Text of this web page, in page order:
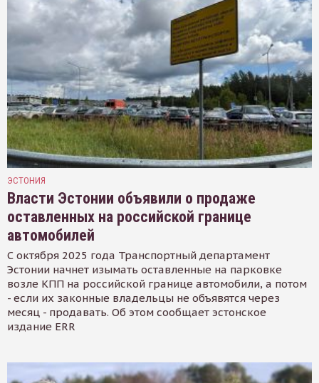
ЭСТОНИЯ
Власти Эстонии объявили о продаже
оставленных на российской границе
автомобилей
С октября 2025 года Транспортный департамент
Эстонии начнет изымать оставленные на парковке
возле КПП на российской границе автомобили, а потом
- если их законные владельцы не объявятся через
месяц - продавать. Об этом сообщает эстонское
издание ERR